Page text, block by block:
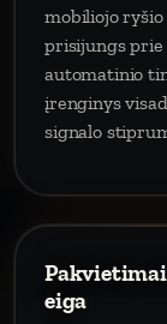
mobiliojo
prisijungs prie
automatinio
įrenginys
signalo
eiga